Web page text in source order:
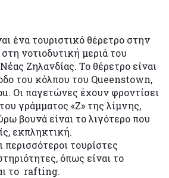
ένα τουριστικό θέρετρο στην
νοτιοδυτική μεριά του
Ζηλανδίας. Το θέρετρο είναι
του κόλπου του Queenstown,
Οι παγετώνες έχουν φροντίσει
γράμματος «Ζ» της λίμνης,
βουνά είναι το λιγότερο που
εκπληκτική.
τουρίστες
όπως είναι το
το rafting.